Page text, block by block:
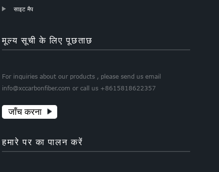
साइट मैप
मूल्य सूची के लिए पूछताछ
For inquiries about our products , please send us email
info@xccarbonfiber.com or call us +8615818622357
जाँच करना
हमारे पर का पालन करें